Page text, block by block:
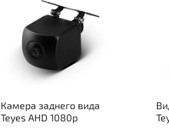
Камера заднего вида
Teyes AHD 1080p